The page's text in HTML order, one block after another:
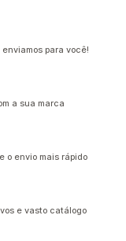
para você!
a sua marca
o envio mais rápido
e vasto catálogo